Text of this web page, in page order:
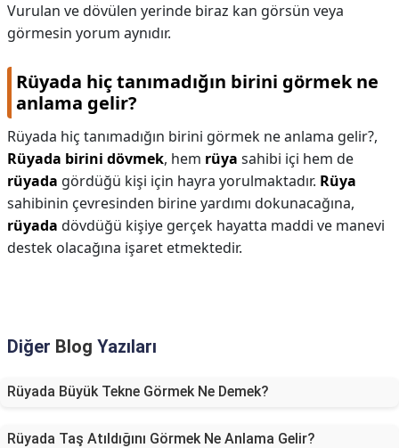
Vurulan ve dövülen yerinde biraz kan görsün veya
görmesin yorum aynıdır.
Rüyada hiç tanımadığın birini görmek ne
anlama gelir?
Rüyada hiç tanımadığın birini görmek ne anlama gelir?,
Rüyada birini dövmek, hem rüya sahibi içi hem de
rüyada gördüğü kişi için hayra yorulmaktadır. Rüya
sahibinin çevresinden birine yardımı dokunacağına,
rüyada dövdüğü kişiye gerçek hayatta maddi ve manevi
destek olacağına işaret etmektedir.
Diğer Blog Yazıları
Rüyada Büyük Tekne Görmek Ne Demek?
Rüyada Taş Atıldığını Görmek Ne Anlama Gelir?